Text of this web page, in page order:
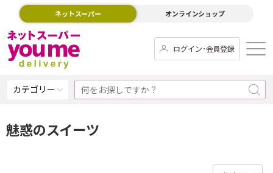
ネットスーパー オンラインショップ
ログイン･会員登録
カテゴリー
魅惑のスイーツ